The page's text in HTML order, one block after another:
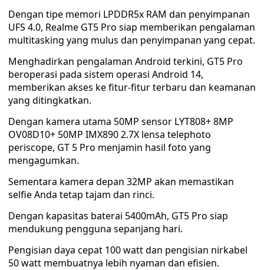
Dengan tipe memori LPDDR5x RAM dan penyimpanan
UFS 4.0, Realme GT5 Pro siap memberikan pengalaman
multitasking yang mulus dan penyimpanan yang cepat.
Menghadirkan pengalaman Android terkini, GT5 Pro
beroperasi pada sistem operasi Android 14,
memberikan akses ke fitur-fitur terbaru dan keamanan
yang ditingkatkan.
Dengan kamera utama 50MP sensor LYT808+ 8MP
OV08D10+ 50MP IMX890 2.7X lensa telephoto
periscope, GT 5 Pro menjamin hasil foto yang
mengagumkan.
Sementara kamera depan 32MP akan memastikan
selfie Anda tetap tajam dan rinci.
Dengan kapasitas baterai 5400mAh, GT5 Pro siap
mendukung pengguna sepanjang hari.
Pengisian daya cepat 100 watt dan pengisian nirkabel
50 watt membuatnya lebih nyaman dan efisien.